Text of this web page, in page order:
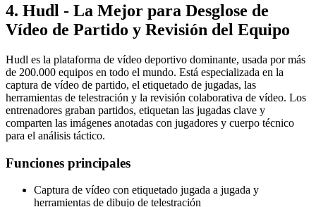
4. Hudl - La Mejor para Desglose de
Vídeo de Partido y Revisión del Equipo
Hudl es la plataforma de vídeo deportivo dominante, usada por más
de 200.000 equipos en todo el mundo. Está especializada en la
captura de vídeo de partido, el etiquetado de jugadas, las
herramientas de telestración y la revisión colaborativa de vídeo. Los
entrenadores graban partidos, etiquetan las jugadas clave y
comparten las imágenes anotadas con jugadores y cuerpo técnico
para el análisis táctico.
Funciones principales
Captura de vídeo con etiquetado jugada a jugada y
herramientas de dibujo de telestración